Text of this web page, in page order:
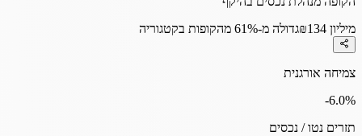
₪134 מיליון
גדולה מ-61% מהקופות בקטגוריה
צמיחה אורגנית
-6.0%
תזרים נטו / נכסים